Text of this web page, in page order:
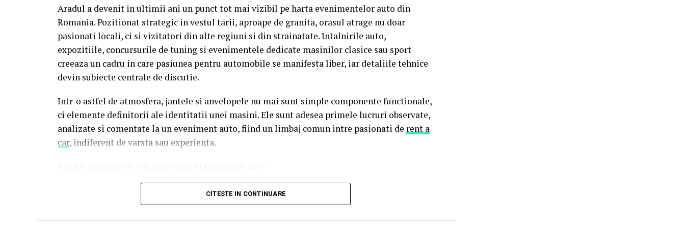
mea” se pot înscrie în cursa pentru un iPhone 17 Pro Max, încărcând dovada achiziției
biletului la cinema înformularul dedicat concursului , premiul fiind oferit prin tragere la
sorți pe 24 februarie.
După proiecțiile speciale din Arad, Timișoara, Alba Iulia, Sibiu, Brașov, Cluj-Napoca, Baia
Mare, Oradea, cu săli pline, multe aplauze, râsete și discuții îndelungate cu spectatorii
în mai multe orașe.
Pe11 februarieva avea loc proiecția specială„În pielea mea”de laCinema City din City
Park Constanța,de la 18:30, underegizorul Paul Decu și actrița Azaleea Necula
Cinema City Shopping City Galațiinvită spectatoriipe 12 februarie de la 18:30
întâlnirea cu actrițeleIoana State și Azaleea Necula și regizorul Paul Decu.
Aradul a devenit in ultimii ani un punct tot mai vizibil pe harta evenimentelor auto din
Romania. Pozitionat strategic in vestul tarii, aproape de granita, orasul atrage nu doar
pasionati locali, ci si vizitatori din alte regiuni si din strainatate. Intalnirile auto,
expozitiile, concursurile de tuning si evenimentele dedicate masinilor clasice sau sport
creeaza un cadru in care pasiunea pentru automobile se manifesta liber, iar detaliile tehnice
devin subiecte centrale de discutie.
Intr-o astfel de atmosfera, jantele si anvelopele nu mai sunt simple componente functionale,
ci elemente definitorii ale identitatii unei masini. Ele sunt adesea primele lucruri observate,
analizate si comentate la un eveniment auto, fiind un limbaj comun intre pasionati de rent a
car, indiferent de varsta sau experienta.
Evenimentele auto din Arad sunt diverse ca format si public tinta. De la intalniri informale
in parcari mari sau spatii industriale, pana la evenimente organizate cu sprijinul
autoritatilor locale, orasul ofera un cadru prietenos pentru comunitatea auto. Aceste
CITESTE IN CONTINUARE